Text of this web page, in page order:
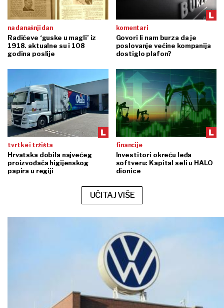
na današnji dan
Radićeve ‘guske u magli’ iz
1918. aktualne su i 108
godina poslije
komentari
Govori li nam burza da je
poslovanje većine kompanija
dostiglo plafon?
tvrtke i tržišta
Hrvatska dobila najvećeg
proizvođača higijenskog
papira u regiji
financije
Investitori okreću leđa
softveru: Kapital seli u HALO
dionice
UČITAJ VIŠE